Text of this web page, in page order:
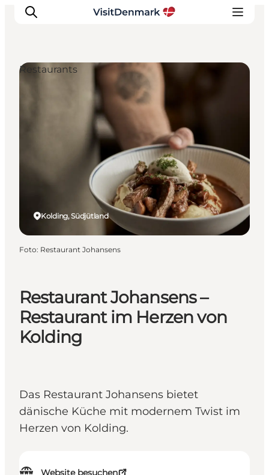
Regionen
Erlebnisse
Unterkünfte
Reiseplanung
Restaurant Johansens –
Restaurant im Herzen von
Kolding
Das Restaurant Johansens bietet
dänische Küche mit modernem Twist im
Herzen von Kolding.
Kolding, Südjütland
Restaurants
Foto: Restaurant Johansens